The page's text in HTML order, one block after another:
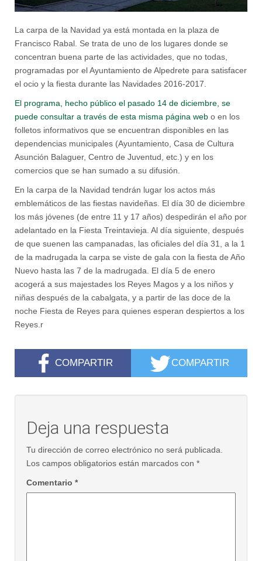
La carpa de la Navidad ya está montada en la plaza de
Francisco Rabal. Se trata de uno de los lugares donde se
concentran buena parte de las actividades, que no todas,
programadas por el Ayuntamiento de Alpedrete para satisfacer
el ocio y la fiesta durante las Navidades 2016-2017.
El programa, hecho público el pasado 14 de diciembre, se
puede consultar a través de esta misma página web o en los
folletos informativos que se encuentran disponibles en las
dependencias municipales (Ayuntamiento, Casa de Cultura
Asunción Balaguer, Centro de Juventud, etc.) y en los
comercios que se han sumado a su difusión.
En la carpa de la Navidad tendrán lugar los actos más
emblemáticos de las fiestas navideñas. El día 30 de diciembre
los más jóvenes (de entre 11 y 17 años) despedirán el año por
adelantado en la Fiesta Treintavieja. Al día siguiente, después
de que suenen las campanadas, las oficiales del día 31, a la 1
de la madrugada la carpa se viste de gala con la fiesta de Año
Nuevo hasta las 7 de la madrugada. El día 5 de enero
acogerá a sus majestades los Reyes Magos y a los niños y
niñas después de la cabalgata, y a partir de las doce de la
noche Fiesta de Reyes para quienes esperan despiertos a los
Reyes.r
COMPARTIR COMPARTIR
Deja una respuesta
Tu dirección de correo electrónico no será publicada.
Los campos obligatorios están marcados con *
Comentario *